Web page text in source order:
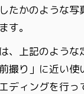
たかのような写
す。
、上記のような
撮り」に近い使
ディングを行っ